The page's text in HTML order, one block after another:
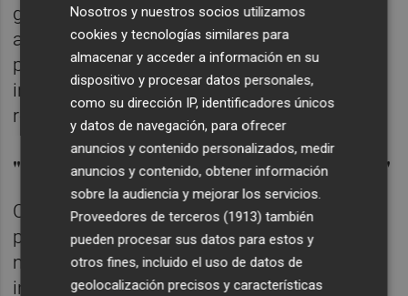
gobierno de Carrasco había paralizado y
aplicado recortes porque decía que no tenía
presupuesto, y que ahora, a pesar de poder
incorporarlo, sigue paralizando y aplicando
recortes a la reforma de vivienda social.
"Ninguna medida medioambiental"
Compromís denuncia también que la
propuesta no incluye ninguna medida en
materia medioambiental. No hay ninguna
inversión para la instalación de energías
Nosotros y nuestros socios utilizamos
cookies y tecnologías similares para
almacenar y acceder a información en su
dispositivo y procesar datos personales,
como su dirección IP, identificadores únicos
y datos de navegación, para ofrecer
anuncios y contenido personalizados, medir
anuncios y contenido, obtener información
sobre la audiencia y mejorar los servicios.
Proveedores de terceros (1913) también
pueden procesar sus datos para estos y
otros fines, incluido el uso de datos de
geolocalización precisos y características